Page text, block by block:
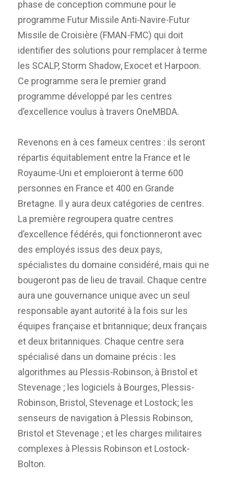
phase de conception commune pour le
programme Futur Missile Anti-Navire-Futur
Missile de Croisière (FMAN-FMC) qui doit
identifier des solutions pour remplacer à terme
les SCALP, Storm Shadow, Exocet et Harpoon.
Ce programme sera le premier grand
programme développé par les centres
d’excellence voulus à travers OneMBDA.
Revenons en à ces fameux centres : ils seront
répartis équitablement entre la France et le
Royaume-Uni et emploieront à terme 600
personnes en France et 400 en Grande
Bretagne. Il y aura deux catégories de centres.
La première regroupera quatre centres
d’excellence fédérés, qui fonctionneront avec
des employés issus des deux pays,
spécialistes du domaine considéré, mais qui ne
bougeront pas de lieu de travail. Chaque centre
aura une gouvernance unique avec un seul
responsable ayant autorité à la fois sur les
équipes française et britannique; deux français
et deux britanniques. Chaque centre sera
spécialisé dans un domaine précis : les
algorithmes au Plessis-Robinson, à Bristol et
Stevenage ; les logiciels à Bourges, Plessis-
Robinson, Bristol, Stevenage et Lostock; les
senseurs de navigation à Plessis Robinson,
Bristol et Stevenage ; et les charges militaires
complexes à Plessis Robinson et Lostock-
Bolton.